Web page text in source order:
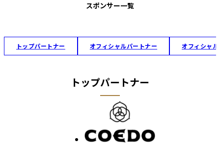
スポンサー一覧
トップパートナー オフィシャルパートナー オフィシャ
トップパートナー